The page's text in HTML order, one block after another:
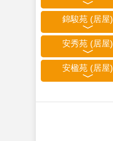
錦駿苑 (居屋)
安秀苑 (居屋)
安楹苑 (居屋)